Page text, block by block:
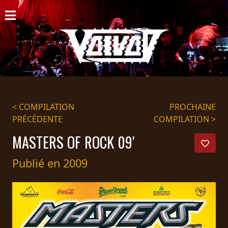
ACCUEIL
NOUVELLES
CONCERTS
DISCOGRAPHIE
GALERIE
BIO
PANIER
MAGASIN
DIFFUSION
< COMPILATION
PRÉCÉDENTE
PROCHAINE
COMPILATION >
MASTERS OF ROCK 09'
Publié en 2009